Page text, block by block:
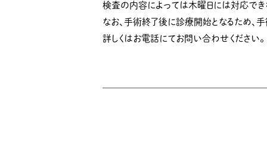
検査の内容によっては木曜日には対応でき
なお、手術終了後に診療開始となるため、
詳しくはお電話にてお問い合わせください。